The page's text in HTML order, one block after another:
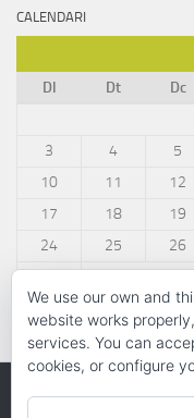
CALENDARI
Dl
Dt Dc
3
4 5
10
11 12
17
18 19
24
25 26
« març
We use our own and
website works
services. You can
cookies, or configure